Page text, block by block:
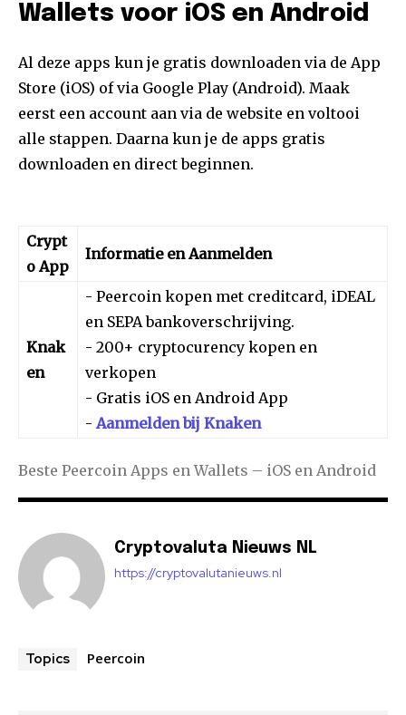
Wallets voor iOS en Android
Al deze apps kun je gratis downloaden via de App
Store (iOS) of via Google Play (Android). Maak
eerst een account aan via de website en voltooi
alle stappen. Daarna kun je de apps gratis
downloaden en direct beginnen.
Crypt
o App
Informatie en Aanmelden
Knak
en
- Peercoin kopen met creditcard, iDEAL
en SEPA bankoverschrijving.
- 200+ cryptocurency kopen en
verkopen
- Gratis iOS en Android App
- Aanmelden bij Knaken
Beste Peercoin Apps en Wallets – iOS en Android
Cryptovaluta Nieuws NL
https://cryptovalutanieuws.nl
Topics Peercoin